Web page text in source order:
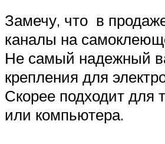
Замечу, что в
каналы на
Не самый надежный
крепления для
Скорее подходит для
или компьютера.